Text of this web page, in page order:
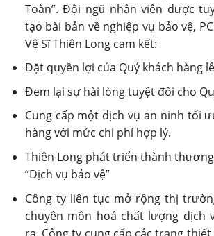
Toàn”. Đội ngũ nhân viên được
tạo bài bản về nghiệp vụ bảo vệ,
Vệ Sĩ Thiên Long cam kết:
Đặt quyền lợi của Quý khách hàng
Đem lại sự hài lòng tuyệt đối cho
Cung cấp một dịch vụ an ninh tối
hàng với mức chi phí hợp lý.
Thiên Long phát triển thành
“Dịch vụ bảo vệ”
Công ty liên tục mở rộng thị
chuyên môn hoá chất lượng dịch
ra, Công ty cung cấp các trang